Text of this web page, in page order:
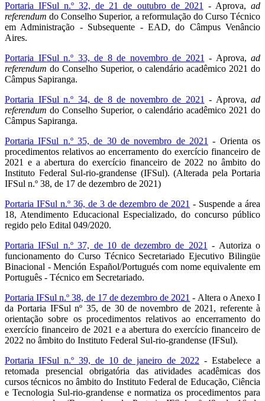
Portaria IFSul n.º 32, de 21 de outubro de 2021
- Aprova, ad
referendum do Conselho Superior, a reformulação do Curso Técnico
em Administração - Subsequente - EAD, do Câmpus Venâncio
Aires.
Portaria IFSul n.º 33, de 8 de novembro de 2021 - Aprova, ad
referendum do Conselho Superior, o calendário acadêmico 2021 do
Câmpus Sapiranga.
Portaria IFSul n.º 34, de 8 de novembro de 2021 - Aprova, ad
referendum do Conselho Superior, o calendário acadêmico 2021 do
Câmpus Sapiranga.
Portaria IFSul n.º 35, de 30 de novembro de 2021 - Orienta os
procedimentos relativos ao encerramento do exercício financeiro de
2021 e a abertura do exercício financeiro de 2022 no âmbito do
Instituto Federal Sul-rio-grandense (IFSul). (Alterada pela Portaria
IFSul n.º 38, de 17 de dezembro de 2021)
Portaria IFSul n.º 36, de 3 de dezembro de 2021 - Suspende a área
18, Atendimento Educacional Especializado, do concurso público
regido pelo Edital 049/2020.
Portaria IFSul n.º 37, de 10 de dezembro de 2021 - Autoriza o
funcionamento do Curso Técnico Secretariado Ejecutivo Bilingüe
Binacional - Mención Español/Portugués com nome equivalente em
Português - Técnico em Secretariado.
Portaria IFSul n.º 38, de 17 de dezembro de 2021 - Altera o Anexo I
da Portaria IFSul nº 35, de 30 de novembro de 2021, referente à
orientação sobre os procedimentos relativos ao encerramento do
exercício financeiro de 2021 e a abertura do exercício financeiro de
2022 no âmbito do Instituto Federal Sul-rio-grandense (IFSul).
Portaria IFSul n.º 39, de 10 de janeiro de 2022 - Estabelece a
retomada presencial obrigatória das atividades acadêmicas dos
cursos técnicos no âmbito do Instituto Federal de Educação, Ciência
e Tecnologia Sul-rio-grandense e normatiza os procedimentos para